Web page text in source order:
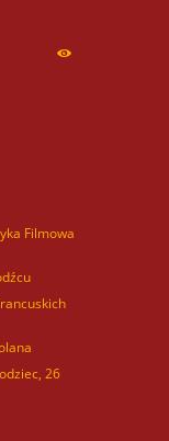
Filmowa
26